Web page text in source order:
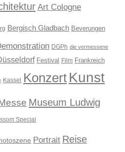
Art Cologne
Bergisch Gladbach Beverungen
DGPh die vermessene
Festival Film Frankreich
Kassel Konzert Kunst
Museum Ludwig
Special
Portrait Reise